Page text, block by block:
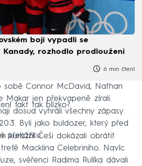
boji vypadli se
rozhodlo prodloužení
6 min čtení
sobě Connor McDavid, Nathan
Makar jen překvapeně zírali.
fakt tak blízko?
dosud vyhráli všechny zápasy
Byli jako buldozer, který před
překážku.
kurážní Češi dokázali obrátit
Macklina Celebriniho. Navíc
svěřenci Radima Rulíka dávali